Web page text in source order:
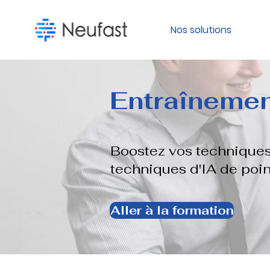
Nos solutions
Boostez vos
techniques d'IA de
Aller à la formation